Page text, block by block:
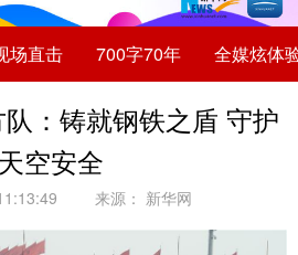
场直击 700字70年 全媒炫体
：铸就钢铁之盾 守护
天空安全
来源： 新华网